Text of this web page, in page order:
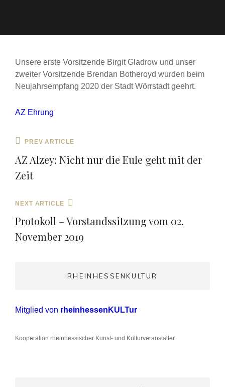
Unsere erste Vorsitzende Birgit Gladrow und unser
zweiter Vorsitzende Brendan Botheroyd wurden beim
Neujahrsempfang 2020 der Stadt Wörrstadt geehrt.
AZ Ehrung
Beitragsnavigation
Previous
PREV ARTICLE
AZ Alzey: Nicht nur die Eule geht mit der
Zeit
Next
NEXT ARTICLE
Protokoll – Vorstandssitzung vom 02.
November 2019
RHEINHESSENKULTUR
Mitglied von rheinhessenKULTur
Kooperation rheinhessischer Kunst- und Kulturveranstalter